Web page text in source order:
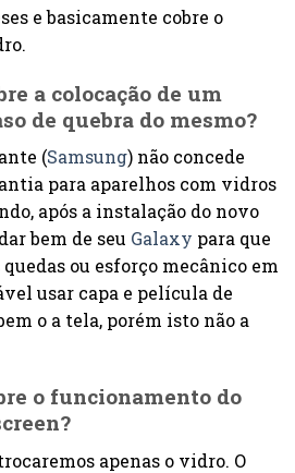
e basicamente cobre o
a colocação de um
de quebra do mesmo?
(Samsung) não concede
para aparelhos com vidros
após a instalação do novo
bem de seu Galaxy para que
ou esforço mecânico em
usar capa e película de
o a tela, porém isto não a
o funcionamento do
apenas o vidro. O